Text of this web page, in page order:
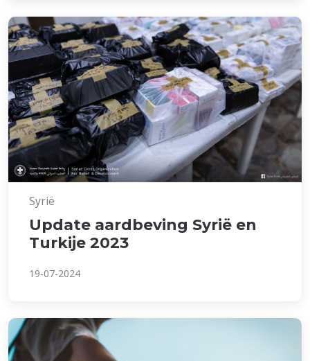
Syrië
Update aardbeving Syrië en
Turkije 2023
19-07-2024